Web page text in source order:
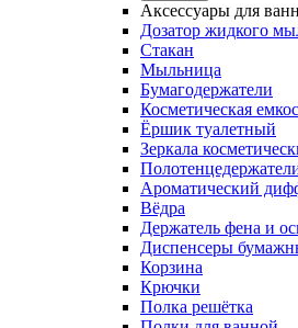
Аксессуары для
Дозатор жидкого
Стакан
Мыльница
Бумагодержатели
Косметическая
Ёршик туалетный
Зеркала
Ароматический
Вёдра
Держатель фена и
Диспенсеры
Корзина
Крючки
Полка решётка